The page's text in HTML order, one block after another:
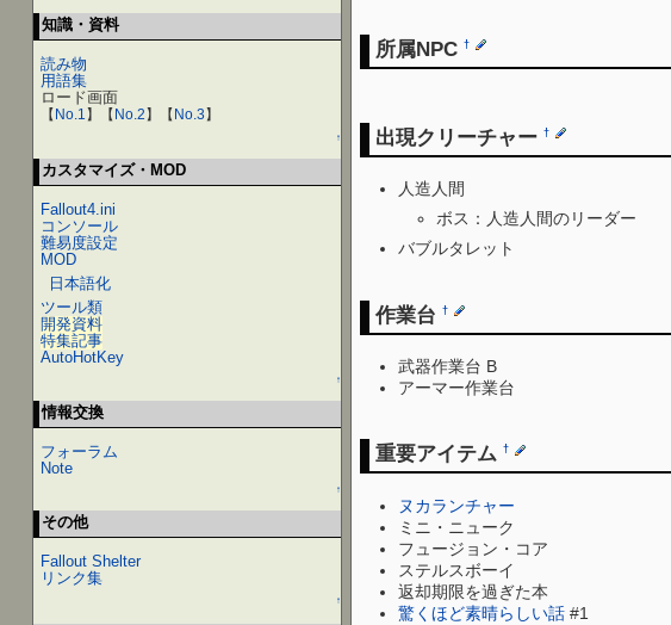
所属NPC†
出現クリーチャー†
人造人間
ボス：人造人間のリーダー
バブルタレット
作業台†
武器作業台 B
アーマー作業台
重要アイテム†
ヌカランチャー
ミニ・ニューク
フュージョン・コア
ステルスボーイ
返却期限を過ぎた本
驚くほど素晴らしい話 #1
知識・資料
読み物
用語集
ロード画面
【 No.1 】【 No.2 】【 No.3 】
↑
カスタマイズ・MOD
Fallout4.ini
コンソール
難易度設定
MOD
日本語化
ツール類
開発資料
特集記事
AutoHotKey
↑
情報交換
フォーラム
Note
↑
その他
Fallout Shelter
リンク集
↑